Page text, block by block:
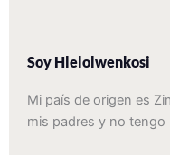
Soy Hlelolwenkosi
Mi país de origen es
mis padres y no tengo